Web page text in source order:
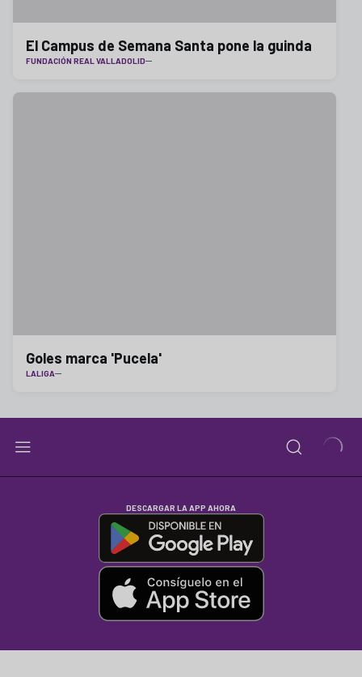
El Campus de Semana Santa pone la guinda
FUNDACIÓN REAL VALLADOLID
Goles marca 'Pucela'
LALIGA
DESCARGAR LA APP AHORA